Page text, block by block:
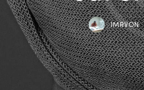
IMRVON